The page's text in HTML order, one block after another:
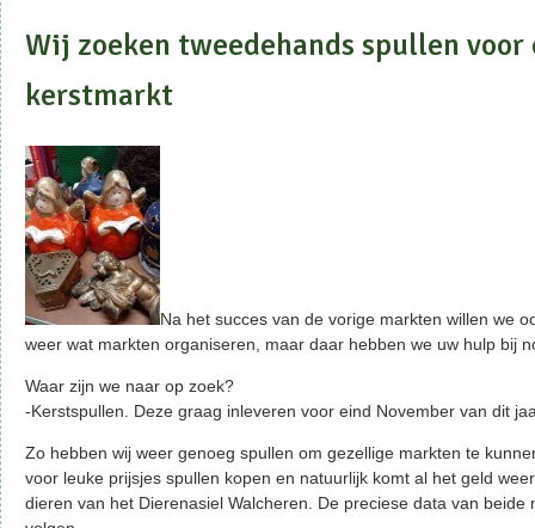
Wij zoeken tweedehands spullen voor
kerstmarkt
Na het succes van de vorige markten willen we
weer wat markten organiseren, maar daar hebben we uw hulp bij
Waar zijn we naar op zoek?
-Kerstspullen. Deze graag inleveren voor eind November van dit
Zo hebben wij weer genoeg spullen om gezellige markten te
voor leuke prijsjes spullen kopen en natuurlijk komt al het geld
dieren van het Dierenasiel Walcheren. De preciese data van beide